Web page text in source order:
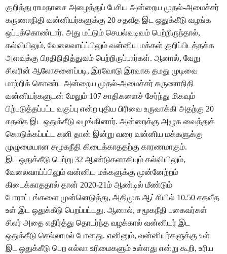
குறித்து ராமதாசை அழைத்துப் பேசிய அன்றைய முதல்-அமைச்சர்
கருணாநிதி வன்னியர்களுக்கு 20 சதவீத இட ஒதுக்கீடு வழங்க
ஒப்புக்கொண்டார். அது மட்டும் செயல்வடிவம் பெற்றிருந்தால்,
கல்வியிலும், வேலைவாய்ப்பிலும் வன்னிய மக்கள் குறிப்பிடத்தக்க
அளவுக்கு பிரதிநிதித்துவம் பெற்றிருப்பார்கள். ஆனால், வேறு
சிலரின் ஆலோசனைப்படி, இரவோடு இரவாக தமது முடிவை
மாற்றிக் கொண்ட அன்றைய முதல்-அமைச்சர் கருணாநிதி
வன்னியர்களுடன் மேலும் 107 சாதிகளைச் சேர்ந்து மிகவும்
பிற்படுத்தப்பட்ட வகுப்பு என்ற புதிய பிரிவை உருவாக்கி அதற்கு 20
சதவீத இட ஒதுக்கீடு வழங்கினார். அன்றைக்கு அழுக வைத்துக்
கொடுக்கப்பட்ட கனி தான் இன்று வரை வன்னிய மக்களுக்கு
முழுமையான சமூகநீதி கிடைக்காததற்கு காரணமாகும்.
இட ஒதுக்கீடு பெற்று 32 ஆண்டுகளாகியும் கல்வியிலும்,
வேலைவாய்ப்பிலும் வன்னிய மக்களுக்கு முன்னேற்றம்
கிடைக்காததால் தான் 2020-21ம் ஆண்டில் மீண்டும்
போராட்டங்களை முன்னெடுத்து, அதிமுக ஆட்சியில் 10.50 சதவீத
உள் இட ஒதுக்கீடு பெறப்பட்டது. ஆனால், சமூகநீதி பகைவர்கள்
சிலர் அதை எதிர்த்து தொடர்ந்த வழக்கால் வன்னியர் இட
ஒதுக்கீடு செல்லாமல் போனது. எனினும், வன்னியர்களுக்கு உள்
இட ஒதுக்கீடு பெற எல்லா உரிமைகளும் உள்ளது என்று கூறி, உரிய